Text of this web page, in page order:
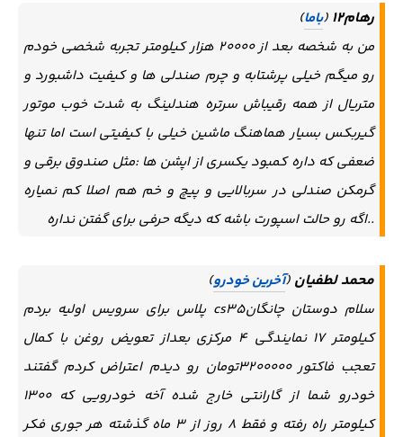
رهام12 (باما)
من به شخصه بعد از ۲۰۰۰۰ هزار کیلومتر تجربه شخصی خودم
رو میگم خیلی پرشتابه و چرم صندلی ها و کیفیت داشبورد و
متریال از همه رقیباش سرتره هندلینگ به شدت خوب موتور
گیربکس بسیار هماهنگ ماشین خیلی با کیفیتی است اما تنها
ضعفی که داره کمبود یکسری از اپشن ها :مثل صندوق برقی و
گرمکن صندلی در سربالایی و پیچ و خم هم اصلا کم نمیاره
..اگه رو حالت اسپورت باشه که دیگه حرفی برای گفتن نداره
محمد لطفیان (آخرین خودرو)
سلام دوستان چانگانcs35 پلاس برای سرویس اولیه بردم
کیلومتر ۱۷ نمایندگی ۴ مرکزی بعداز تعویض روغن با کمال
تعجب فاکتور ۳۲۰۰۰۰۰تومان رو دیدم اعتراض کردم گفتند
خودرو شما از گارانتی خارج شده آخه خودرویی که ۱۳۰۰
کیلومتر راه رفته و فقط ۸ روز از ۳ ماه گذشته هر جوری فکر